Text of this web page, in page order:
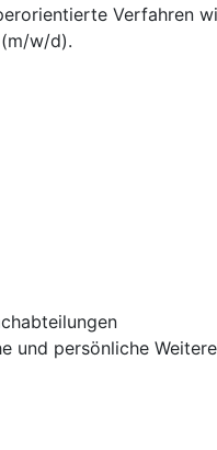
Verfahren
w/d).
und persönliche